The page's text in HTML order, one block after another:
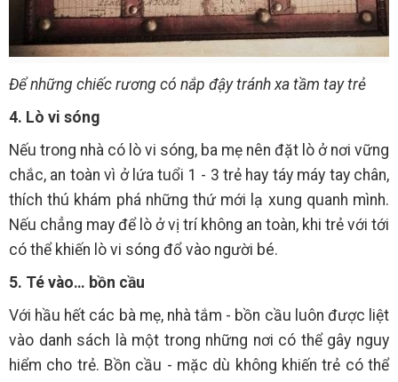
Để những chiếc rương có nắp đậy tránh xa tầm tay trẻ
4. Lò vi sóng
Nếu trong nhà có lò vi sóng, ba mẹ nên đặt lò ở nơi vững
chắc, an toàn vì ở lứa tuổi 1 - 3 trẻ hay táy máy tay chân,
thích thú khám phá những thứ mới lạ xung quanh mình.
Nếu chẳng may để lò ở vị trí không an toàn, khi trẻ với tới
có thể khiến lò vi sóng đổ vào người bé.
5. Té vào… bồn cầu
Với hầu hết các bà mẹ, nhà tắm - bồn cầu luôn được liệt
vào danh sách là một trong những nơi có thể gây nguy
hiểm cho trẻ. Bồn cầu - mặc dù không khiến trẻ có thể